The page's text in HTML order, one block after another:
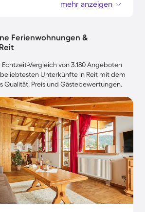
mehr anzeigen
Ferienwohnungen &
Vergleich von 3.180 Angeboten
Unterkünfte in Reit mit dem
Qualität, Preis und Gästebewertungen.